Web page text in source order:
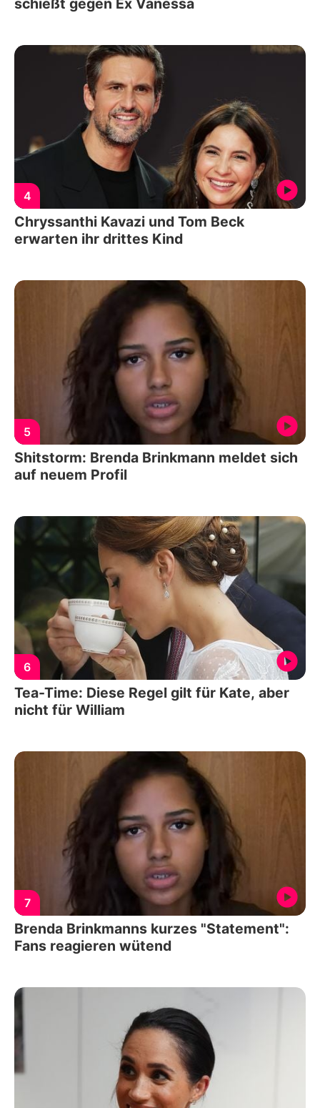
4
Chryssanthi Kavazi und Tom Beck
erwarten ihr drittes Kind
5
Shitstorm: Brenda Brinkmann meldet sich
auf neuem Profil
6
Tea-Time: Diese Regel gilt für Kate, aber
nicht für William
7
Brenda Brinkmanns kurzes "Statement":
Fans reagieren wütend